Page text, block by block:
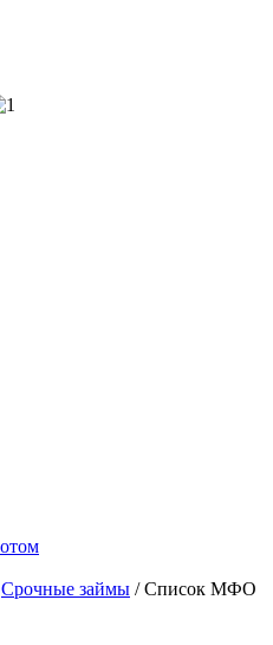
Срочные займы /Список МФО